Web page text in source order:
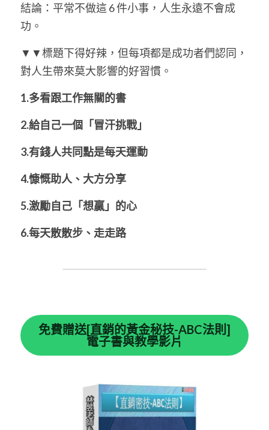
結論：平常不做這 6 件小事，人生永遠不會成
功。
▼▼標題下得好辣，但每項都是成功者們認同，
對人生帶來莫大影響的好習慣。
1.多看跟工作無關的書
2.給自己一個「冒汗挑戰」
3.有錢人共同點是每天運動
4.慷慨助人、大方分享
5.激勵自己「想贏」的心
6.每天散散步、走走路
免費贈送[直銷的黃金秘技-ABC法則]
電子書與教學影片